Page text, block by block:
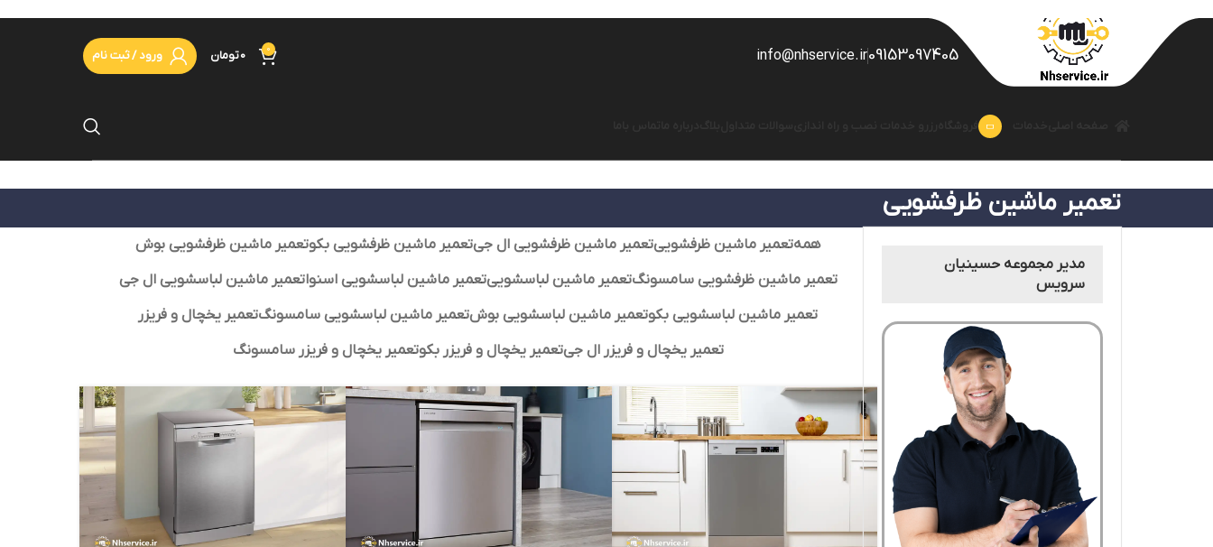
09153097405
info@nhservice.ir
0
0تومان ورود / ثبت نام
تعمیر ماشین ظرفشویی
همهتعمیر ماشین ظرفشوییتعمیر ماشین ظرفشویی ال جیتعمیر ماشین ظرفشویی بکوتعمیر ماشین ظرفشویی بوش
تعمیر ماشین ظرفشویی سامسونگتعمیر ماشین لباسشوییتعمیر ماشین لباسشویی اسنواتعمیر ماشین لباسشویی ال جی
تعمیر ماشین لباسشویی بکوتعمیر ماشین لباسشویی بوشتعمیر ماشین لباسشویی سامسونگتعمیر یخچال و فریزر
تعمیر یخچال و فریزر ال جیتعمیر یخچال و فریزر بکوتعمیر یخچال و فریزر سامسونگ
مدیر مجموعه حسینیان
سرویس